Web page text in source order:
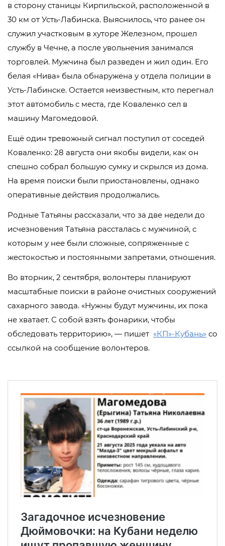
в сторону станицы Кирпильской, расположенной в
30 км от Усть-Лабинска. Выяснилось, что ранее он
служил участковым в хуторе Железном, прошел
службу в Чечне, а после увольнения занимался
торговлей. Мужчина был разведен и жил один. Его
белая «Нива» была обнаружена у отдела полиции в
Усть-Лабинске. Остается неизвестным, кто перегнал
этот автомобиль с места, где Коваленко сел в
машину Магомедовой.
Ещё один тревожный сигнал поступил от соседей
Коваленко: 28 августа они якобы видели, как он
спешно собрал большую сумку и скрылся из дома.
На время поиски были приостановлены, однако
оперативные действия продолжались.
Родные Татьяны рассказали, что за две недели до
исчезновения Татьяна рассталась с мужчиной, с
которым у нее были сложные, сопряженные с
жестокостью и постоянными запретами, отношения.
Во вторник, 2 сентября, волонтеры планируют
масштабные поиски в районе очистных сооружений
сахарного завода. «Нужны будут мужчины, их пока
не хватает. С собой взять фонарики, чтобы
обследовать территорию», — пишет «КП»-Кубань» со
ссылкой на сообщение волонтеров.